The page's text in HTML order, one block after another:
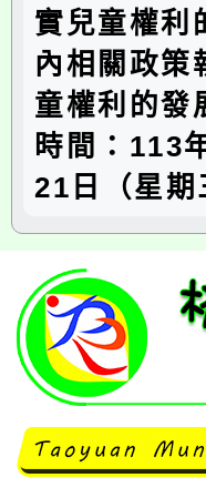
實兒童權利
內相關政策
童權利的發
時間：113
21日（星